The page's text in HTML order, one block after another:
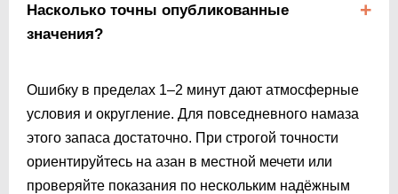
Насколько точны опубликованные
значения?
Ошибку в пределах 1–2 минут дают атмосферные
условия и округление. Для повседневного намаза
этого запаса достаточно. При строгой точности
ориентируйтесь на азан в местной мечети или
проверяйте показания по нескольким надёжным